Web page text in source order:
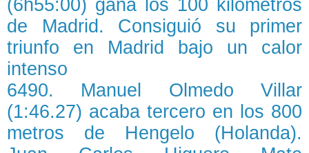
(6h55:00) gana los 100 kilómetros
de Madrid. Consiguió su primer
triunfo en Madrid bajo un calor
intenso
6490. Manuel Olmedo Villar
(1:46.27) acaba tercero en los 800
metros de Hengelo (Holanda).